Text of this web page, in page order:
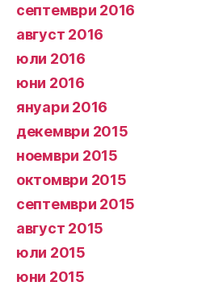
септември 2016
август 2016
юли 2016
юни 2016
януари 2016
декември 2015
ноември 2015
октомври 2015
септември 2015
август 2015
юли 2015
юни 2015